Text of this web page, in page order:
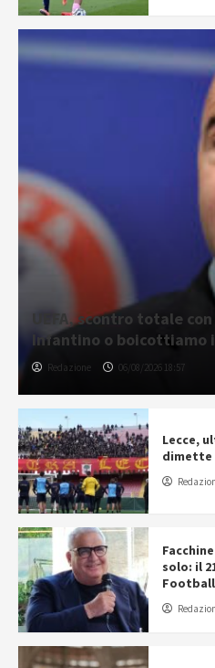
UEFA, scontro totale
Infantino o boicottiamo
Redazione 06/08/2026 18:57
Lecce,
dimette
solo: il